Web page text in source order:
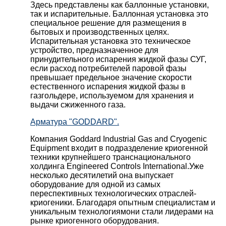
Здесь представлены как баллонные установки,
так и испарительные. Баллонная установка это
специальное решение для размещения в
бытовых и производственных целях.
Испарительная установка это техническое
устройство, предназначенное для
принудительного испарения жидкой фазы СУГ,
если расход потребителей паровой фазы
превышает предельное значение скорости
естественного испарения жидкой фазы в
газгольдере, используемом для хранения и
выдачи сжиженного газа.
Арматура "GODDARD".
Компания Goddard Industrial Gas and Cryogenic
Equipment входит в подразделение криогенной
техники крупнейшего транснационального
холдинга Engineered Controls International.Уже
несколько десятилетий она выпускает
оборудование для одной из самых
переспективных технологических отраслей-
криогеники. Благодаря опытным специалистам и
уникальным технологиямони стали лидерами на
рынке криогенного оборудования.